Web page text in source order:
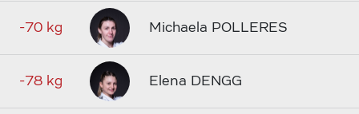
-70 kg Michaela POLLERES
-78 kg Elena DENGG